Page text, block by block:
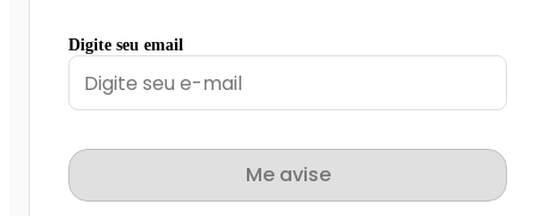
Digite seu email
Me avise